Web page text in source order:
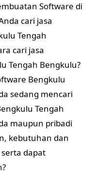
Software di
cari jasa
Tengah
cari jasa
Tengah Bengkulu?
Bengkulu
sedang mencari
Tengah
maupun pribadi
kebutuhan dan
dapat